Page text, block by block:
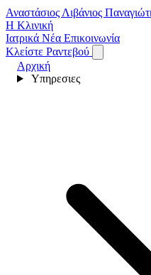
Αναστάσιος Λιβάνιος
Η Κλινική
Ιατρικά Νέα Επικοινωνία
Κλείστε Ραντεβού
Αρχική
Υπηρεσιες